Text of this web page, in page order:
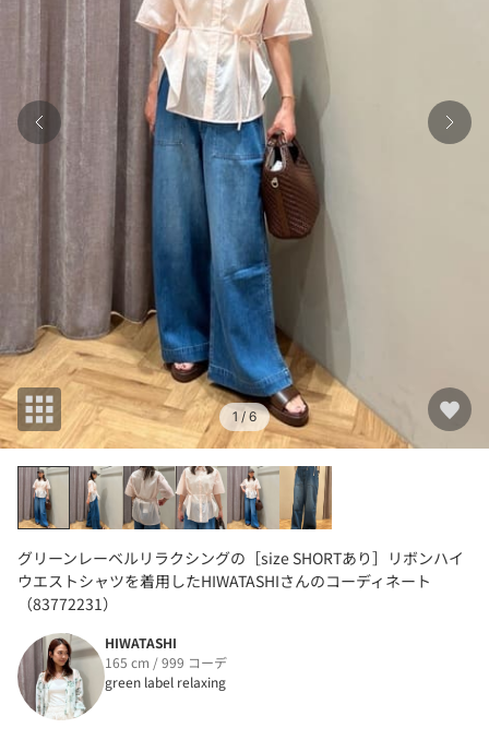
1 / 6
グリーンレーベルリラクシングの［size SHORTあり］リボンハイ
ウエストシャツを着用したHIWATASHIさんのコーディネート
（83772231）
HIWATASHI
165 cm / 999 コーデ
green label relaxing